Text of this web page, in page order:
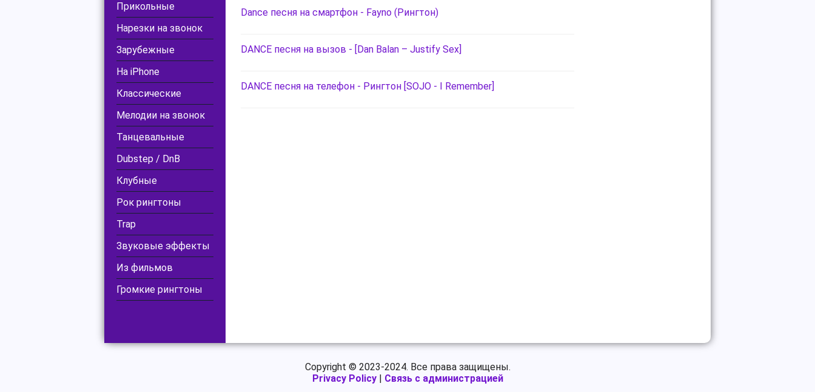
Прикольные
Нарезки на звонок
Зарубежные
На iPhone
Классические
Мелодии на звонок
Танцевальные
Dubstep / DnB
Клубные
Рок рингтоны
Trap
Звуковые эффекты
Из фильмов
Громкие рингтоны
Dance песня на смартфон - Fayno (Рингтон)
DANCE песня на вызов - [Dan Balan – Justify Sex]
DANCE песня на телефон - Рингтон [SOJO - I Remember]
Copyright © 2023-2024. Все права защищены.
Privacy Policy| Связь с администрацией